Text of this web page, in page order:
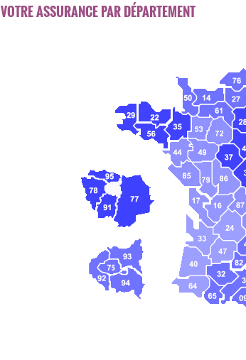
VOTRE ASSURANCE PAR DÉPARTEMENT